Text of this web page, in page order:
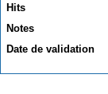
Hits
Notes
Date de validation